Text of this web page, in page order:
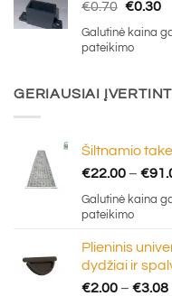
€0.70 Original
price
was:
€0.30
is:
Galutinė kaina
pateikimo
GERIAUSIAI
Šiltnamio
€22.00 – €
Galutinė kaina
pateikimo
Plieninis
dydžiai ir
€2.00 – €3.08